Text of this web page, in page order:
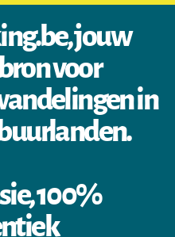
jouw
voor
in
100%